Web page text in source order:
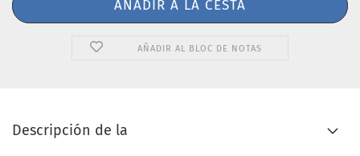
AÑADIR AL BLOC DE NOTAS
Descripción de la